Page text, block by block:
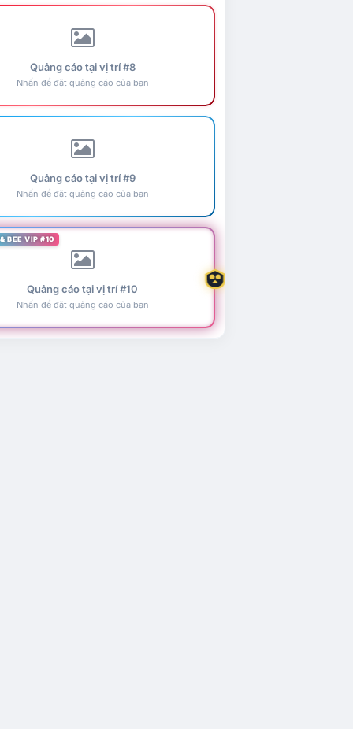
Quảng cáo tại vị trí #8
Nhấn để đặt quảng cáo của bạn
Quảng cáo tại vị trí #9
Nhấn để đặt quảng cáo của bạn
BEE VIP #10
Quảng cáo tại vị trí #10
Nhấn để đặt quảng cáo của bạn